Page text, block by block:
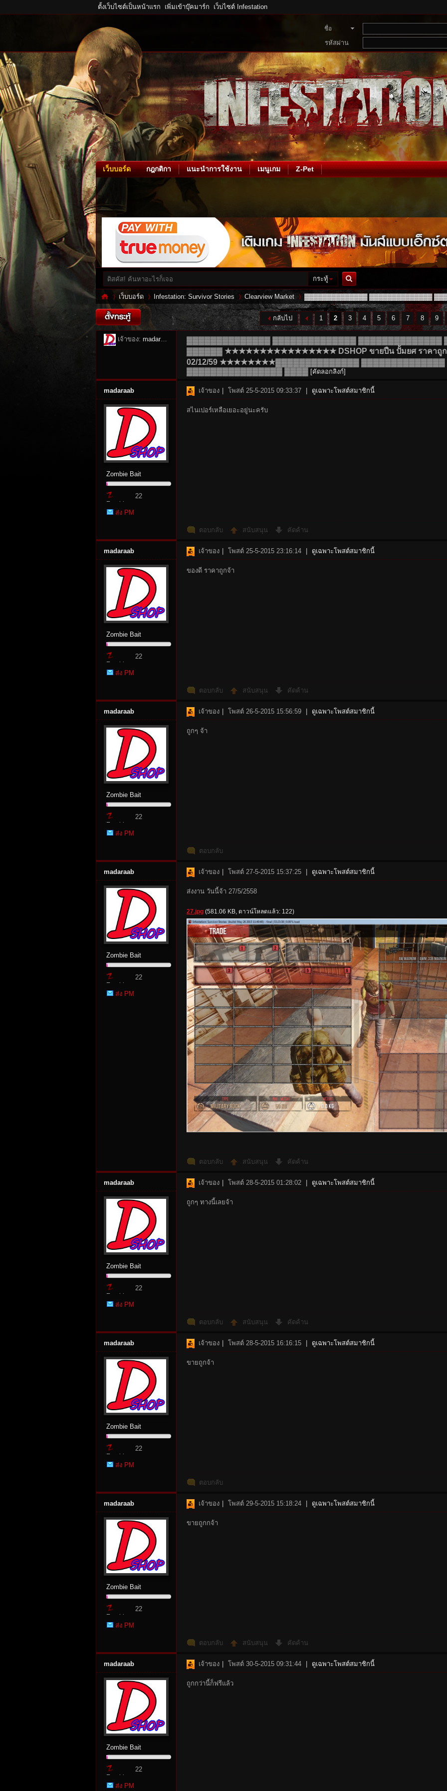
ตั้งเว็บไซต์เป็นหน้าแรก เพิ่มเข้าบุ๊คมาร์ก เว็บไซต์ Infestation
ชื่อ
สมาชิก
รหัสผ่าน
เว็บบอร์ด กฎกติกา แนะนำการใช้งาน เมนูเกม Z-Pet
กระทู้
ค้นหา
Inf
tat
rvi
es
»
เว็บบอร์ด
›
Infestation: Survivor Stories
›
Clearview Market
›
▓▓▓▓▓▓▓▓▓▓▓▓▓▓ ▓▓▓▓▓▓▓▓▓▓▓▓▓▓
1 2 3 4 5 6 7 8 9
กลับไป
เจ้าของ: madaraab
▓▓▓▓▓▓▓▓▓▓▓▓▓▓ ▓▓▓▓▓▓▓▓▓▓▓▓▓▓ ▓▓▓▓▓▓▓▓▓▓▓▓▓▓
▓▓▓▓▓▓ ★★★★★★★★★★★★★★★★ DSHOP ขายปืน ปั้มยศ ราคาถูก สุ
02/12/59 ★★★★★★★★▓▓▓▓▓▓▓▓▓▓▓▓▓▓
▓▓▓▓▓▓▓▓▓▓▓▓▓▓▓▓ ▓▓▓▓ [คัดลอกลิงก์]
madaraab
Zombie Bait
Zombie
Point
22
ส่ง PM
เจ้าของ โพสต์ 25-5-2015 09:33:37 ดูเฉพาะโพสต์สมาชิกนี้
สไนเปอร์เหลือเยอะอยู่นะครับ
ตอบกลับ สนับสนุน คัดค้าน
madaraab
Zombie Bait
Zombie
Point
22
ส่ง PM
เจ้าของ โพสต์ 25-5-2015 23:16:14 ดูเฉพาะโพสต์สมาชิกนี้
ของดี ราคาถูกจ้า
ตอบกลับ สนับสนุน คัดค้าน
madaraab
Zombie Bait
Zombie
Point
22
ส่ง PM
เจ้าของ โพสต์ 26-5-2015 15:56:59 ดูเฉพาะโพสต์สมาชิกนี้
ถูกๆ จ้า
ตอบกลับ
madaraab
Zombie Bait
Zombie
Point
22
ส่ง PM
เจ้าของ โพสต์ 27-5-2015 15:37:25 ดูเฉพาะโพสต์สมาชิกนี้
ส่งงาน วันนี้จ้า 27/5/2558
27.jpg (581.06 KB, ดาวน์โหลดแล้ว: 122)
ตอบกลับ สนับสนุน คัดค้าน
madaraab
Zombie Bait
Zombie
Point
22
ส่ง PM
เจ้าของ โพสต์ 28-5-2015 01:28:02 ดูเฉพาะโพสต์สมาชิกนี้
ถูกๆ ทางนี้เลยจ้า
ตอบกลับ สนับสนุน คัดค้าน
madaraab
Zombie Bait
Zombie
Point
22
ส่ง PM
เจ้าของ โพสต์ 28-5-2015 16:16:15 ดูเฉพาะโพสต์สมาชิกนี้
ขายถูกจ้า
ตอบกลับ
madaraab
Zombie Bait
Zombie
Point
22
ส่ง PM
เจ้าของ โพสต์ 29-5-2015 15:18:24 ดูเฉพาะโพสต์สมาชิกนี้
ขายถูกกจ้า
ตอบกลับ สนับสนุน คัดค้าน
madaraab
Zombie Bait
Zombie
Point
22
ส่ง PM
เจ้าของ โพสต์ 30-5-2015 09:31:44 ดูเฉพาะโพสต์สมาชิกนี้
ถูกกว่านี้ก็ฟรีแล้ว